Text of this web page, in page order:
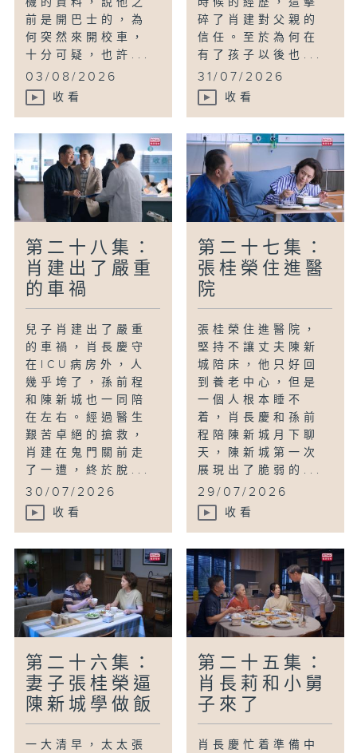
前是開巴士的，為
何突然來開校車，
十分可疑，也許...
03/08/2026
收看
碎了肖建對父親的
信任。至於為何在
有了孩子以後也...
31/07/2026
收看
第二十八集：
肖建出了嚴重
的車禍
兒子肖建出了嚴重
的車禍，肖長慶守
在ICU病房外，人
幾乎垮了，孫前程
和陳新城也一同陪
在左右。經過醫生
艱苦卓絕的搶救，
肖建在鬼門關前走
了一遭，終於脫...
30/07/2026
收看
第二十七集：
張桂榮住進醫
院
張桂榮住進醫院，
堅持不讓丈夫陳新
城陪床，他只好回
到養老中心，但是
一個人根本睡不
着，肖長慶和孫前
程陪陳新城月下聊
天，陳新城第一次
展現出了脆弱的...
29/07/2026
收看
第二十六集：
妻子張桂榮逼
陳新城學做飯
一大清早，太太張
第二十五集：
肖長莉和小舅
子來了
肖長慶忙着準備中